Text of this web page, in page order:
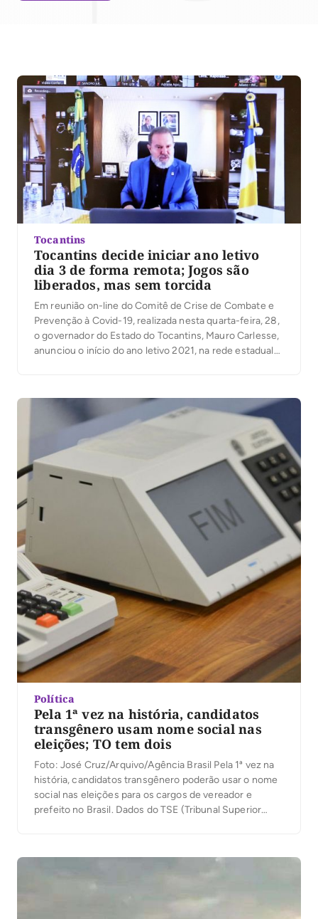
Tocantins
Tocantins decide iniciar ano letivo
dia 3 de forma remota; Jogos são
liberados, mas sem torcida
Em reunião on-line do Comitê de Crise de Combate e
Prevenção à Covid-19, realizada nesta quarta-feira, 28,
o governador do Estado do Tocantins, Mauro Carlesse,
anunciou o início do ano letivo 2021, na rede estadual
retornar às aulas de modo presencial, […]
Política
Pela 1ª vez na história, candidatos
transgênero usam nome social nas
eleições; TO tem dois
Foto: José Cruz/Arquivo/Agência Brasil Pela 1ª vez na
história, candidatos transgênero poderão usar o nome
social nas eleições para os cargos de vereador e
prefeito no Brasil. Dados do TSE (Tribunal Superior
candidatou-se a prefeituras. O Estado de São Paulo foi